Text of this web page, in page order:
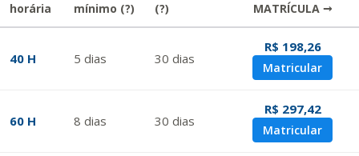
horária
mínimo (?)
(?)
MATRÍCULA →
40 H 5 dias 30 dias
R$ 198,26
Matricular
60 H 8 dias 30 dias
R$ 297,42
Matricular